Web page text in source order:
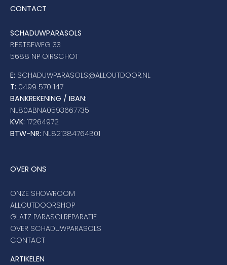
CONTACT
SCHADUWPARASOLS
BESTSEWEG 33
5688 NP OIRSCHOT
E: SCHADUWPARASOLS@ALLOUTDOOR.NL
T: 0499 570 147
BANKREKENING / IBAN:
NL80ABNA0593667735
KVK: 17264972
BTW-NR: NL821384764B01
OVER ONS
ONZE SHOWROOM
ALLOUTDOORSHOP
GLATZ PARASOLREPARATIE
OVER SCHADUWPARASOLS
CONTACT
ARTIKELEN